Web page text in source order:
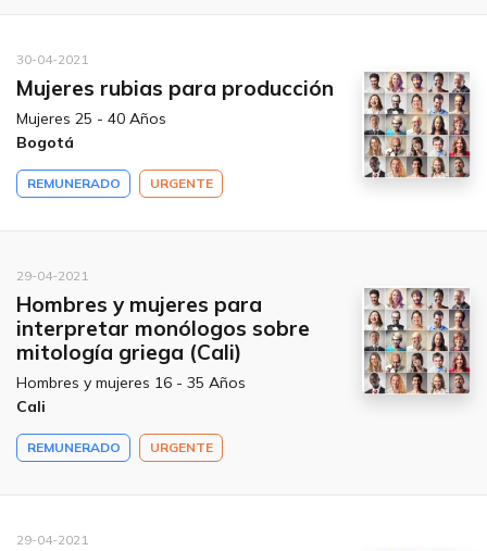
30-04-2021
Mujeres rubias para producción
Mujeres 25 - 40 Años
Bogotá
REMUNERADO URGENTE
29-04-2021
Hombres y mujeres para
interpretar monólogos sobre
mitología griega (Cali)
Hombres y mujeres 16 - 35 Años
Cali
REMUNERADO URGENTE
29-04-2021